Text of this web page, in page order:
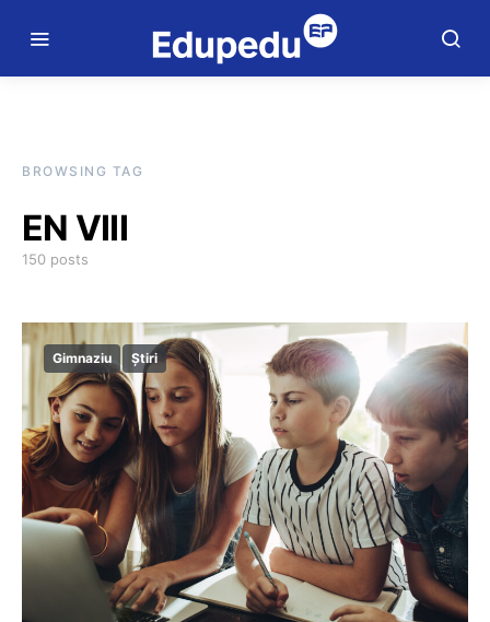
BROWSING TAG
EN VIII
150 posts
Gimnaziu Știri